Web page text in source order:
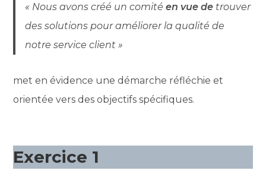
« Nous avons créé un comitéen vue de trouver
des solutions pour améliorer la qualité de
notre service client »
met en évidence une démarche réfléchie et
orientée vers des objectifs spécifiques.
Exercice 1